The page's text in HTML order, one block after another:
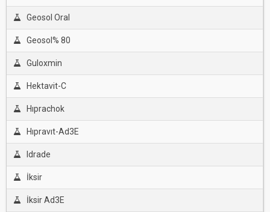
Geosol Oral
Geosol% 80
Guloxmin
Hektavit-C
Hıprachok
Hıpravıt-Ad3E
Idrade
İksir
İksir Ad3E